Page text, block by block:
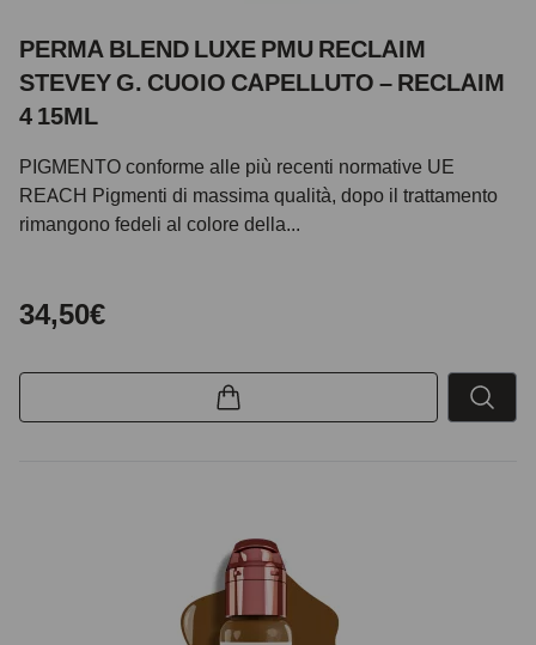
PERMA BLEND LUXE PMU RECLAIM
STEVEY G. CUOIO CAPELLUTO – RECLAIM
4 15ML
PIGMENTO conforme alle più recenti normative UE
REACH Pigmenti di massima qualità, dopo il trattamento
rimangono fedeli al colore della...
34,50€